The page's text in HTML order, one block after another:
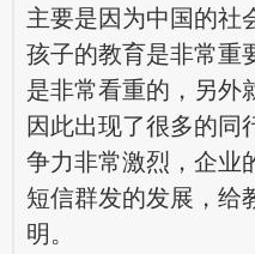
主要是因为中国的社
孩子的教育是非常重
是非常看重的，另外
因此出现了很多的同
争力非常激烈，企业
短信群发的发展，给
明。